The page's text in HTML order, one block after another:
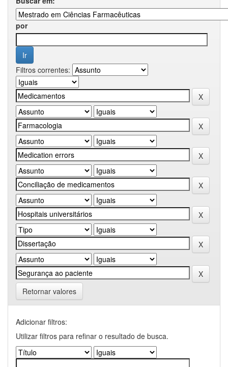
por
Filtros correntes:
Retornar valores
Adicionar filtros:
Utilizar filtros para refinar o resultado de busca.